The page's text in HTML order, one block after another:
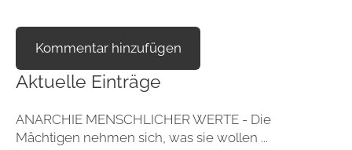
Aktuelle Einträge
ANARCHIE MENSCHLICHER WERTE - Die
Mächtigen nehmen sich, was sie wollen ...